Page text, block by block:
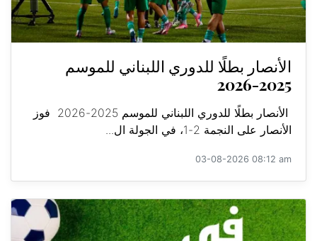
الأنصار بطلًا للدوري اللبناني للموسم
2025-2026
الأنصار بطلًا للدوري اللبناني للموسم 2025-2026 فوز
الأنصار على النجمة 2-1، في الجولة ال...
03-08-2026 08:12 am